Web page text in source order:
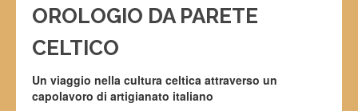
OROLOGIO DA PARETE
CELTICO
Un viaggio nella cultura celtica attraverso un
capolavoro di artigianato italiano